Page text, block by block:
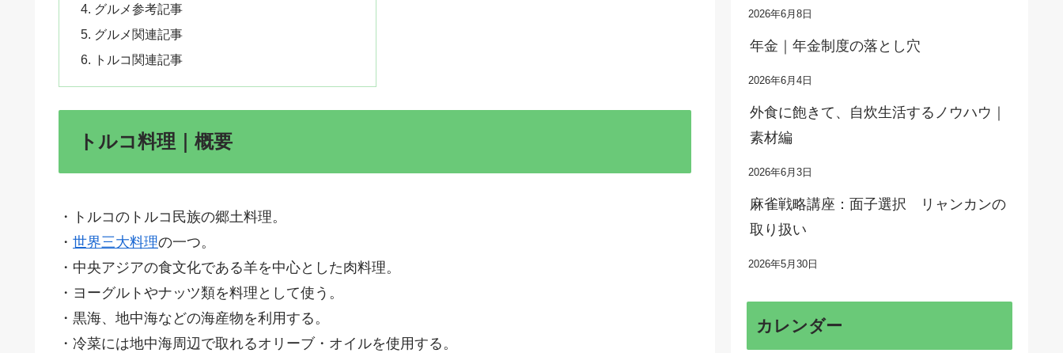
グルメ参考記事
グルメ関連記事
トルコ関連記事
トルコ料理｜概要
・トルコのトルコ民族の郷土料理。
・ 世界三大料理の一つ。
・中央アジアの食文化である羊を中心とした肉料理。
・ヨーグルトやナッツ類を料理として使う。
・黒海、地中海などの海産物を利用する。
・冷菜には地中海周辺で取れるオリーブ・オイルを使用する。
2026年6月8日
年金｜年金制度の落とし穴
2026年6月4日
外食に飽きて、自炊生活するノウハウ｜
素材編
2026年6月3日
麻雀戦略講座：面子選択 リャンカンの
取り扱い
2026年5月30日
カレンダー